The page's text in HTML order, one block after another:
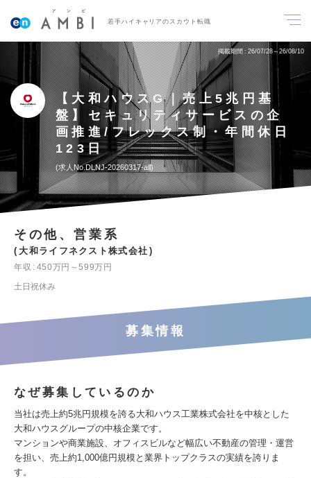
若手ハイキャリアのスカウト転職
掲載期間 26/07/28～26/08/10
【大和ハウスG｜売上5兆円基
盤】セキュリティサービスの企
画推進/フレックス制・年間休日
123日
求人No.DLNJ-20260317-all
その他、営業系
大和ライフネクスト株式会社
年収
450万円～599万円
土日祝休み
募集情報
なぜ募集しているのか
当社は売上約5兆円規模を誇る大和ハウス工業株式会社を中核とした
大和ハウスグループの中核企業です。
マンションや商業施設、オフィスビルなど幅広い不動産の管理・運営
を担い、売上約1,000億円規模と業界トップクラスの実績を誇りま
す。